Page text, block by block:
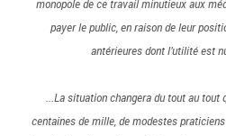
monopole de ce travail minutieux aux
payer le public, en raison de leur
antérieures dont l’utilité est
...La situation changera du tout au tout
centaines de mille, de modestes